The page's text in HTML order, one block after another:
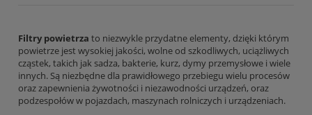
Filtry powietrza to niezwykle przydatne elementy, dzięki którym
powietrze jest wysokiej jakości, wolne od szkodliwych, uciążliwych
cząstek, takich jak sadza, bakterie, kurz, dymy przemysłowe i wiele
innych. Są niezbędne dla prawidłowego przebiegu wielu procesów
oraz zapewnienia żywotności i niezawodności urządzeń, oraz
podzespołów w pojazdach, maszynach rolniczych i urządzeniach.